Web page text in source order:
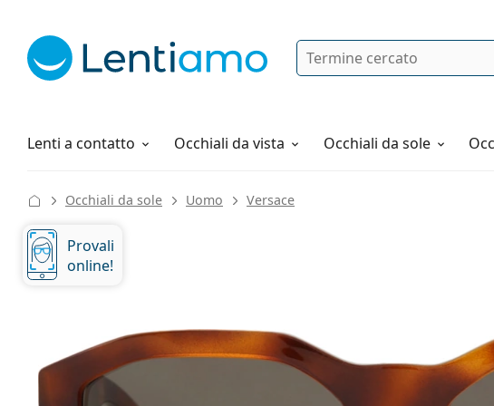
Ricerca
Lenti a contatto
Soluzioni Occhiali da vista Occhiali da sole
Tutto sugli acquisti
Occhiali da sole Uomo Versace
Provali
online!